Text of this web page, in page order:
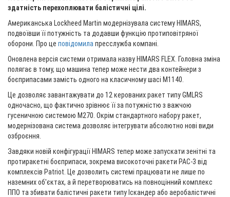
здатність перехоплювати балістичні цілі.
Американська Lockheed Martin модернізувала систему HIMARS,
подвоївши її потужність та додавши функцію протиповітряної
оборони. Про це повідомила пресслужба компані.
Оновлена версія системи отримала назву HIMARS FLEX. Головна зміна
полягає в тому, що машина тепер може нести два контейнери з
боєприпасами замість одного на класичному шасі M1140.
Це дозволяє завантажувати до 12 керованих ракет типу GMLRS
одночасно, що фактично зрівнює її за потужністю з важчою
гусеничною системою M270. Окрім стандартного набору ракет,
модернізована система дозволяє інтегрувати абсолютно нові види
озброєння.
Завдяки новій конфігурації HIMARS тепер може запускати зенітні та
протиракетні боєприпаси, зокрема високоточні ракети PAC-3 від
комплексів Patriot. Це дозволить системі працювати не лише по
наземних об'єктах, а й перетворюватись на повноцінний комплекс
ППО та збивати балістичні ракети типу Іскандер або аеробалістичні